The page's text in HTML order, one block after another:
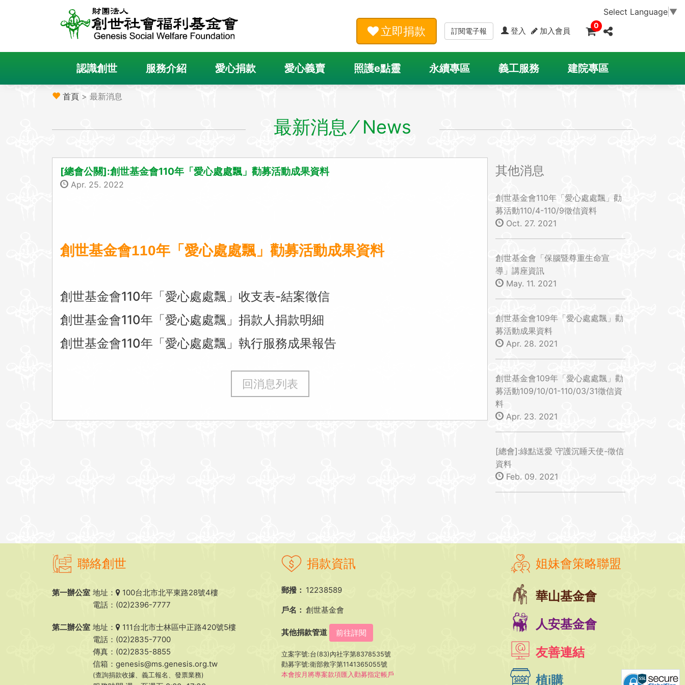
Select Language ▼
立即捐款 訂閱電子報 登入 加入會員
0
認識創世 服務介紹 愛心捐款 愛心義賣 照護e點靈 永續專區 義工服務 建院專區
首頁 > 最新消息
最新消息 ⁄ News
[總會公關]:創世基金會110年「愛心處處飄」勸募活動成果資料
Apr. 25. 2022
創世基金會110年「愛心處處飄」勸募活動成果資料
創世基金會110年「愛心處處飄」收支表-結案徵信
創世基金會110年「愛心處處飄」捐款人捐款明細
創世基金會110年「愛心處處飄」執行服務成果報告
回消息列表
其他消息
創世基金會110年「愛心處處飄」勸
募活動110/4-110/9徵信資料
Oct. 27. 2021
創世基金會「保腦暨尊重生命宣
導」講座資訊
May. 11. 2021
創世基金會109年「愛心處處飄」勸
募活動成果資料
Apr. 28. 2021
創世基金會109年「愛心處處飄」勸
募活動109/10/01-110/03/31徵信資
料
Apr. 23. 2021
[總會]:綠點送愛 守護沉睡天使-徵信
資料
Feb. 09. 2021
聯絡創世
第一辦公室 地址：
100台北市北平東路28號4樓
電話：(02)2396-7777
第二辦公室 地址：
111台北市士林區中正路420號5樓
電話：(02)2835-7700
傳真：(02)2835-8855
信箱： genesis@ms.genesis.org.tw
(查詢捐款收據、義工報名、發票業務)
捐款資訊
郵撥： 12238589
戶名： 創世基金會
其他捐款管道 前往詳閱
立案字號:台(83)內社字第8378535號
勸募字號:衛部救字第1141365055號
本會按月將專案款項匯入勸募指定帳戶
姐妹會策略聯盟
華山基金會
人安基金會
友善連結
植i購